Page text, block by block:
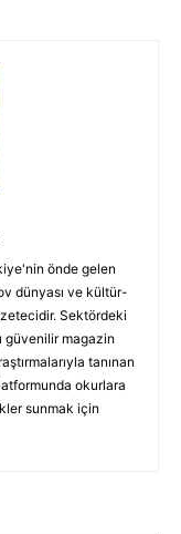
önde gelen
dünyası ve kültür-
Sektördeki
güvenilir magazin
tanınan
okurlara
sunmak için